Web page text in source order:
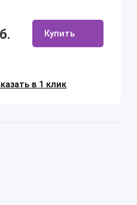
Купить
в 1 клик